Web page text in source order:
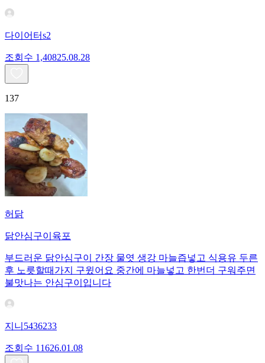
다이어터s2
조회수 1,40825.08.28
137
허닭
닭안심구이육포
부드러운 닭안심구이 간장 물엿 생강 마늘즙넣고 식용유 두른
후 노릇할때가지 구윘어요 중간에 마늘넣고 한번더 구워주면
불맛나는 안심구이입니다
지니5436233
조회수 11626.01.08